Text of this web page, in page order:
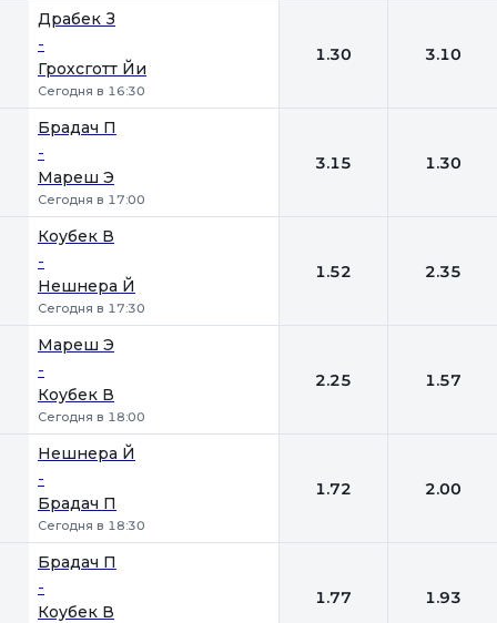
Драбек З
-
Грохсготт Йи
Сегодня в 16:30
1.30 3.10
Брадач П
-
Мареш Э
Сегодня в 17:00
3.15 1.30
Коубек В
-
Нешнера Й
Сегодня в 17:30
1.52 2.35
Мареш Э
-
Коубек В
Сегодня в 18:00
2.25 1.57
Нешнера Й
-
Брадач П
Сегодня в 18:30
1.72 2.00
Брадач П
-
Коубек В
1.77 1.93